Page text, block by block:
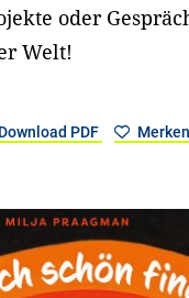
oder
Welt!
Download PDF Merken